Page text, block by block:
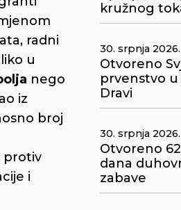
radni
u
nego
iz
broj
protiv
i
kružnog
30. srpnja 2026.
Otvoreno
prvenstvo
Dravi
30. srpnja 2026.
Otvoreno
dana
zabave